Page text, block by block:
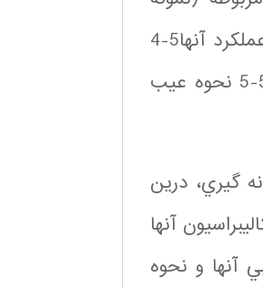
گيري، درين و …) 5-2 انواع آنالايزرهاي هدايت الكتريكي5-3 مكانيزم عملكرد آنها5-4
نحوه كاليبراسيون آنها- نحوه تعمير و نگهداري و سرويس دوره اي آنها 5-5 نحوه عيب
گيري، درين
3 مكانيزم عملكرد آنها 6-4 نحوه كاليبراسيون آنها
آنها 6-6 نحوه عيب يابي آنها و نحوه